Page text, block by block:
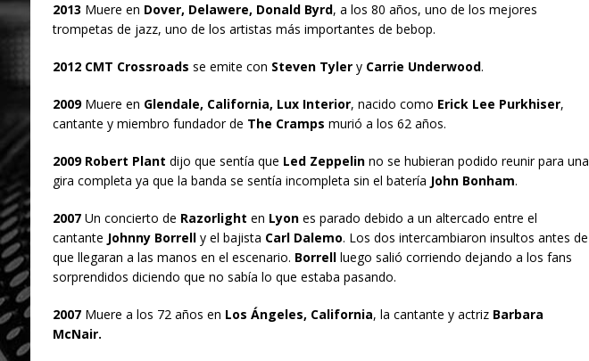
2013 Muere en Dover, Delawere, Donald Byrd, a los 80 años, uno de los mejores
trompetas de jazz, uno de los artistas más importantes de bebop.
2012 CMT Crossroads se emite con Steven TyleryCarrie Underwood.
2009Muere en Glendale, California, Lux Interior, nacido como Erick Lee Purkhiser,
cantante y miembro fundador de The Cramps murió a los 62 años.
2009 Robert Plant dijo que sentía que Led Zeppelinno se hubieran podido reunir para una
gira completa ya que la banda se sentía incompleta sin el batería John Bonham.
2007Un concierto de Razorlight en Lyones parado debido a un altercado entre el
cantante Johnny Borrelly el bajista Carl Dalemo. Los dos intercambiaron insultos antes de
que llegaran a las manos en el escenario. Borrellluego salió corriendo dejando a los fans
sorprendidos diciendo que no sabía lo que estaba pasando.
2007Muere a los 72 años en Los Ángeles, California, la cantante y actriz Barbara
McNair.